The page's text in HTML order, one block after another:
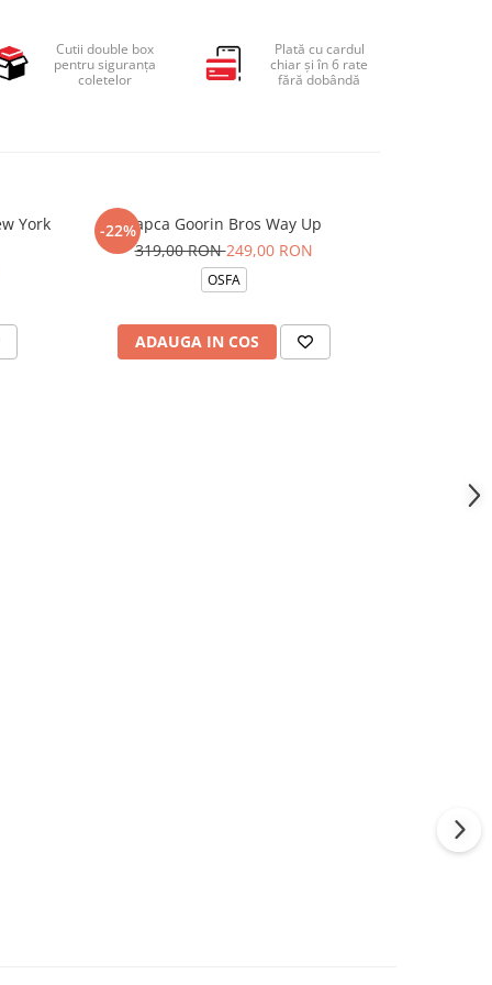
Cutii double box
pentru siguranța
coletelor
Plată cu cardul
chiar și în 6 rate
fără dobândă
York
-22%Sapca Goorin Bros Way Up
319,00 RON249,00 RON
OSFA
ADAUGA IN COS